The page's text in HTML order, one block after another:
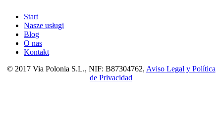
Start
Nasze usługi
Blog
O nas
Kontakt
© 2017 Via Polonia S.L., NIF: B87304762, Aviso Legal y Política
de Privacidad